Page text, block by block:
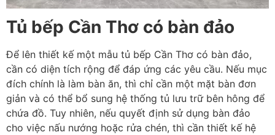
Tủ bếp Cần Thơ có bàn đảo
Để lên thiết kế một mẫu tủ bếp Cần Thơ có bàn đảo,
cần có diện tích rộng để đáp ứng các yêu cầu. Nếu mục
đích chính là làm bàn ăn, thì chỉ cần một mặt bàn đơn
giản và có thể bổ sung hệ thống tủ lưu trữ bên hông để
chứa đồ. Tuy nhiên, nếu quyết định sử dụng bàn đảo
cho việc nấu nướng hoặc rửa chén, thì cần thiết kế hệ